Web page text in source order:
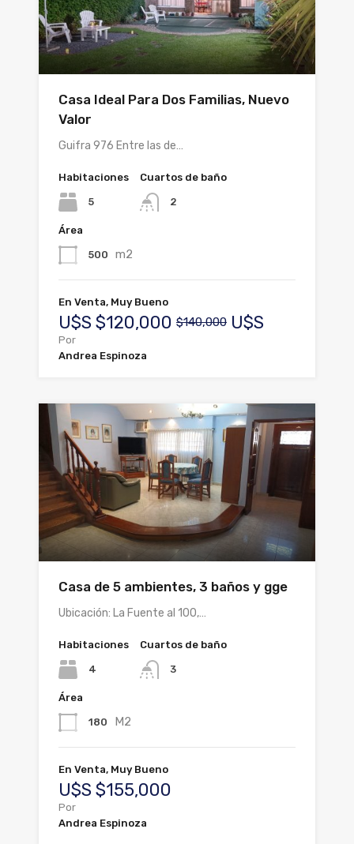
Casa Ideal Para Dos Familias, Nuevo
Valor
Guifra 976 Entre las de…
Habitaciones
5
Cuartos de baño
2
Área
500 m2
En Venta, Muy Bueno
U$S $120,000 $140,000 U$S
Por
Andrea Espinoza
Casa de 5 ambientes, 3 baños y gge
Ubicación: La Fuente al 100,…
Habitaciones
4
Cuartos de baño
3
Área
180 M2
En Venta, Muy Bueno
U$S $155,000
Por
Andrea Espinoza